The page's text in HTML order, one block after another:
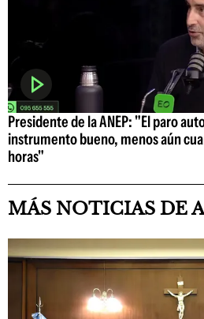
Presidente de la ANEP: "El paro
instrumento bueno, menos aún
horas"
MÁS NOTICIAS DE